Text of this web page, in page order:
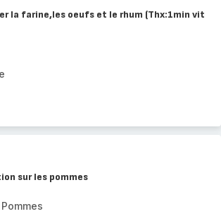
la farine,les oeufs et le rhum (Thx:1min vit
sur les pommes